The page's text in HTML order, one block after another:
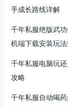
手成长路线详解
千年私服绝版武
机端下载安装玩
千年私服电脑玩
攻略
千年私服自动喝